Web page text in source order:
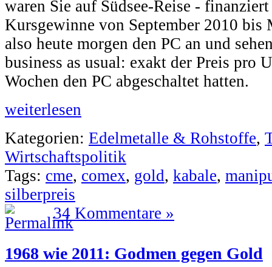
waren Sie auf Südsee-Reise -
Kursgewinne von September 2010 bis
also heute morgen den PC an und
business as usual: exakt der Preis pro
Wochen den PC abgeschaltet hatten.
weiterlesen
Kategorien: Edelmetalle & Rohstoffe,
Wirtschaftspolitik
Tags: cme, comex, gold, kabale,
silberpreis
34 Kommentare »
1968 wie 2011: Godmen gegen Gold